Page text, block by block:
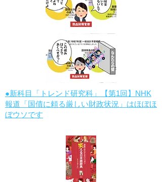
●新科目「トレンド研究科」【第1回】NHK
報道「国債に頼る厳しい財政状況」はほぼほ
ぼウソです